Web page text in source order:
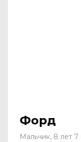
Форд
Мальчик, 8 лет